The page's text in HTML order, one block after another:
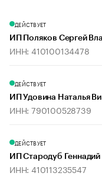
ДЕЙСТВУЕТ
ИП Поляков Сергей
ИНН: 410100134478
ДЕЙСТВУЕТ
ИП Удовина Наталья
ИНН: 790100528739
ДЕЙСТВУЕТ
ИП Стародуб
ИНН: 410113235547